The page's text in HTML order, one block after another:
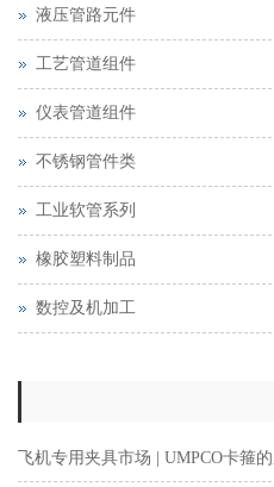
液压管路元件
工艺管道组件
仪表管道组件
不锈钢管件类
工业软管系列
橡胶塑料制品
数控及机加工
飞机专用夹具市场 | UMPCO卡箍